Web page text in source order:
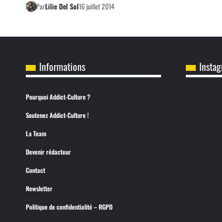
ParLilie Del Sol16 juillet 2014
Informations
Pourquoi Addict-Culture ?
Soutenez Addict-Culture !
La Team
Devenir rédacteur
Contact
Newsletter
Politique de confidentialité – RGPD